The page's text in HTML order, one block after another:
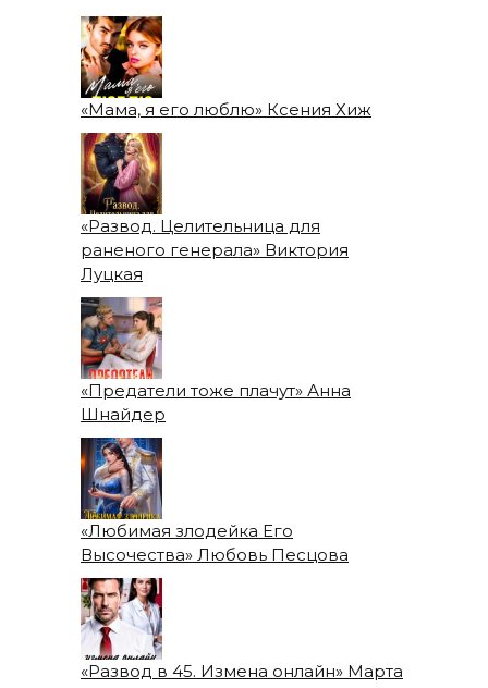
«Мама, я его люблю» Ксения Хиж
«Развод. Целительница для
раненого генерала» Виктория
Луцкая
«Предатели тоже плачут» Анна
Шнайдер
«Любимая злодейка Его
Высочества» Любовь Песцова
«Развод в 45. Измена онлайн» Марта